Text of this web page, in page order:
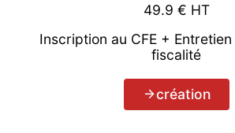
49.9 € HT
Inscription au CFE +
fiscalité
création